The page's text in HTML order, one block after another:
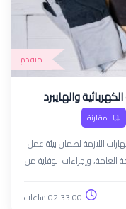
متقدم
والهايبرد
مقارنة
اللازمة لضمان بيئة عمل
العامة، وإجراءات الوقاية من
مع المواد الكيميائية
والمعدات بشكل آمن،
02:33:00 ساعات